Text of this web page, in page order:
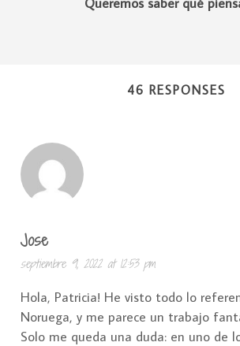
46 RESPONSES
Jose
septiembre 9, 2022 at 12:53 pm
Hola, Patricia! He visto todo lo
Noruega, y me parece un trabajo
Solo me queda una duda: en uno de